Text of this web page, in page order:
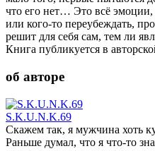
что его нет… Это всё эмоции,
или кого-то переубеждать,
решит для себя сам, тем ли
Книга публикуется в
об авторе
S.K.U.N.K.69
Скажем так, я мужчина хоть
Раньше думал, что я что-то